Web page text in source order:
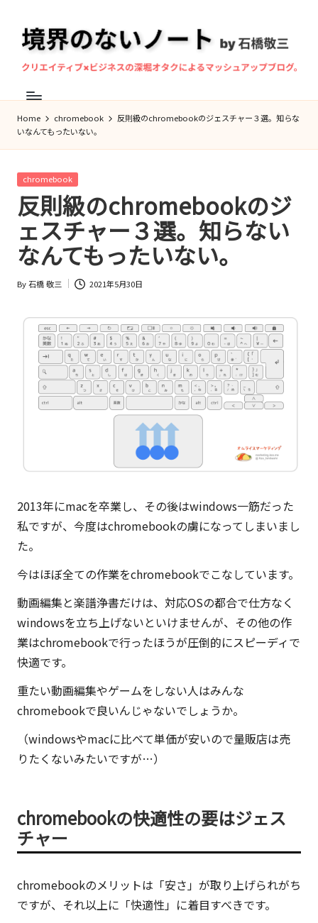
Skip
content
境
界
の
な
い
ノ
ー
ト
マ
ド
リ
ン
奏
者・
作
曲
家、
石
三。
ケ
タ
ー
や
発
家
の
一
面
も。
こ
ブ
ロ
『ク
リ
イ
テ
Home chromebook
反則級のchromebookのジェスチャー３選。知らな
いなんてもったいない。
Posted
chromebook
反則級のchromebookのジ
ェスチャー３選。知らない
なんてもったいない。
Posted
By石橋 敬三 2021年5月30日
2013年にmacを卒業し、その後はwindows一筋だった
私ですが、今度はchromebookの虜になってしまいまし
た。
今はほぼ全ての作業をchromebookでこなしています。
動画編集と楽譜浄書だけは、対応OSの都合で仕方なく
windowsを立ち上げないといけませんが、その他の作
業はchromebookで行ったほうが圧倒的にスピーディで
快適です。
重たい動画編集やゲームをしない人はみんな
chromebookで良いんじゃないでしょうか。
（windowsやmacに比べて単価が安いので量販店は売
りたくないみたいですが…）
chromebookの快適性の要はジェス
チャー
chromebookのメリットは「安さ」が取り上げられがち
ですが、それ以上に「快適性」に着目すべきです。